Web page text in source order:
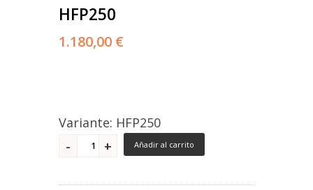
HFP250
1.180,00 €
Variante: HFP250
Añadir al carrito